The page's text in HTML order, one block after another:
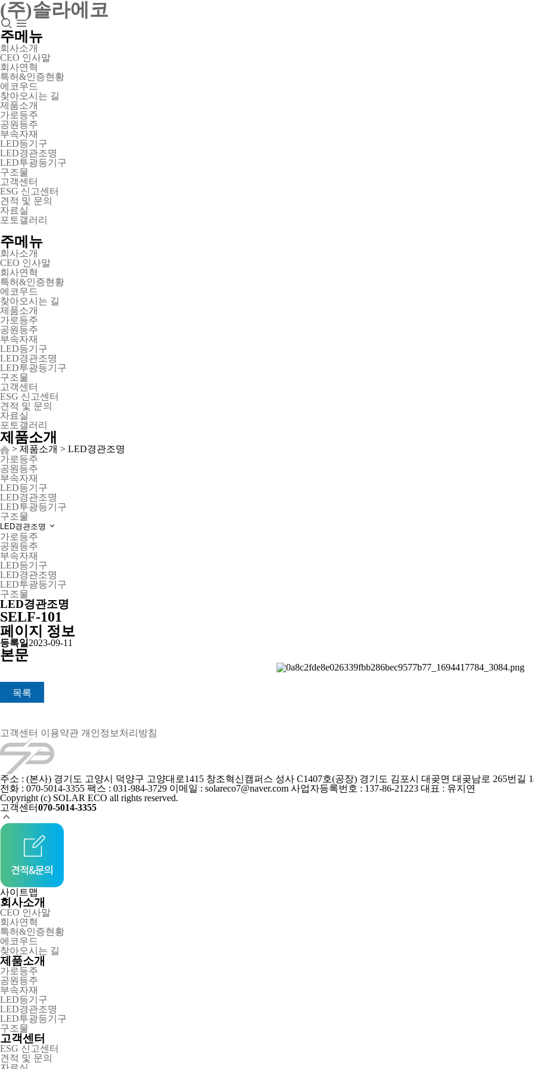
(주)솔라에코
주메뉴
회사소개
CEO 인사말
회사연혁
특허&인증현황
에코우드
찾아오시는 길
제품소개
가로등주
공원등주
부속자재
LED등기구
LED경관조명
LED투광등기구
구조물
고객센터
ESG 신고센터
견적 및 문의
자료실
포토갤러리
주메뉴
회사소개
CEO 인사말
회사연혁
특허&인증현황
에코우드
찾아오시는 길
제품소개
가로등주
공원등주
부속자재
LED등기구
LED경관조명
LED투광등기구
구조물
고객센터
ESG 신고센터
견적 및 문의
자료실
포토갤러리
제품소개
> 제품소개 > LED경관조명
가로등주
공원등주
부속자재
LED등기구
LED경관조명
LED투광등기구
구조물
LED경관조명
가로등주
공원등주
부속자재
LED등기구
LED경관조명
LED투광등기구
구조물
LED경관조명
SELF-101
페이지 정보
등록일 2023-09-11
본문
목록
고객센터 이용약관 개인정보처리방침
주소 : (본사) 경기도 고양시 덕양구 고양대로1415 창조혁신캠퍼스 성사 C1407호(공장) 경기도 김포시 대곶면 대곶남로 265번길
전화 : 070-5014-3355 팩스 : 031-984-3729 이메일 : solareco7@naver.com 사업자등록번호 : 137-86-21223 대표 : 유지연
Copyright (c) SOLAR ECO all rights reserved.
고객센터070-5014-3355
사이트맵
회사소개
CEO 인사말
회사연혁
특허&인증현황
에코우드
찾아오시는 길
제품소개
가로등주
공원등주
부속자재
LED등기구
LED경관조명
LED투광등기구
구조물
고객센터
ESG 신고센터
견적 및 문의